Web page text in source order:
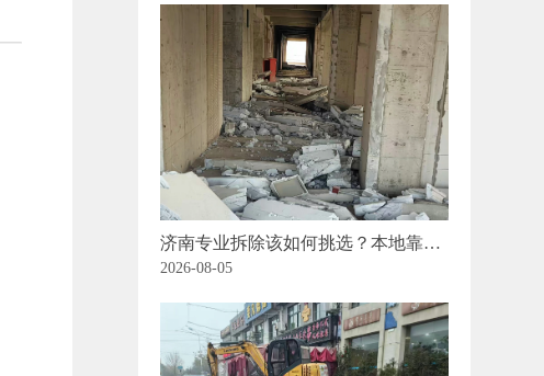
济南专业拆除该如何挑选？本地靠谱
商家：济南顺风拆除公司
2026-08-05